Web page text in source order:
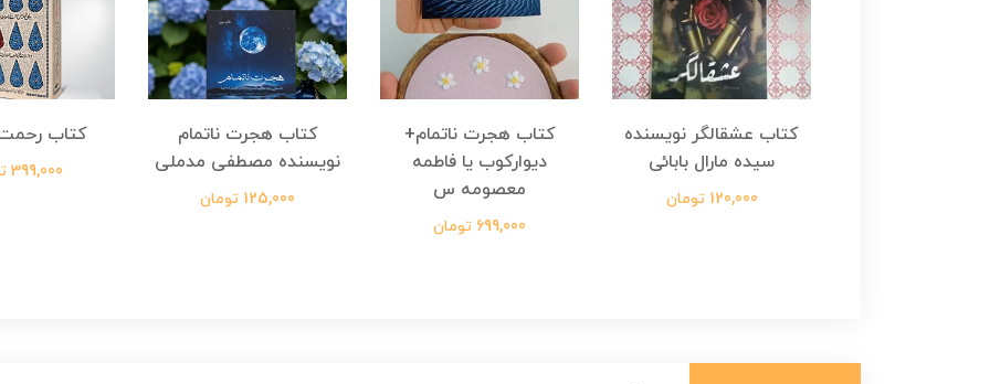
کتاب عشقالگر نویسنده
سیده مارال بابائی
120,000 تومان
کتاب هجرت ناتمام+
دیوارکوب یا فاطمه
معصومه س
699,000 تومان
کتاب هجرت ناتمام
نویسنده مصطفی مدملی
125,000 تومان
کتاب
399,000 تومان